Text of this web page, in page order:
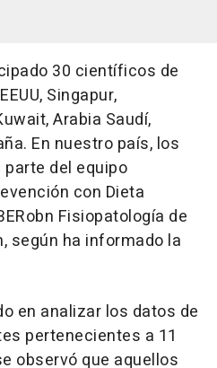
30 científicos de
Singapur,
Arabia Saudí,
En nuestro país, los
del equipo
con Dieta
Fisiopatología de
según ha informado la
en analizar los datos de
pertenecientes a 11
observó que aquellos